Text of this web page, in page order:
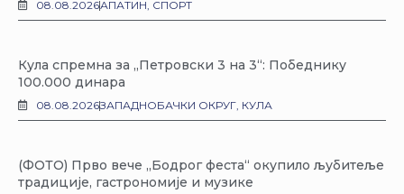
08.08.2026АПАТИН, СПОРТ
Кула спремна за „Петровски 3 на 3“: Победнику
100.000 динара
08.08.2026ЗАПАДНОБАЧКИ ОКРУГ, КУЛА
(ФОТО) Прво вече „Бодрог феста“ окупило љубитеље
традиције, гастрономије и музике